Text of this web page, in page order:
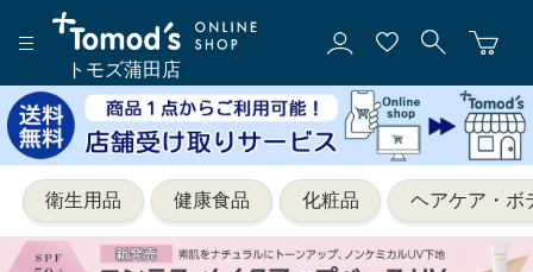
トモズ蒲田店
衛生用品 健康食品 化粧品 ヘアケア・ボ